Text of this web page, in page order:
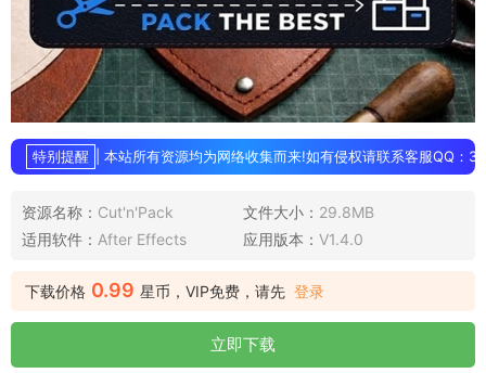
特别提醒 | 本站所有资源均为网络收集而来!如有侵权请联系客服QQ：
资源名称： Cut'n'Pack 文件大小： 29.8MB
适用软件： After Effects 应用版本： V1.4.0
下载价格 0.99 星币，VIP免费，请先 登录
立即下载